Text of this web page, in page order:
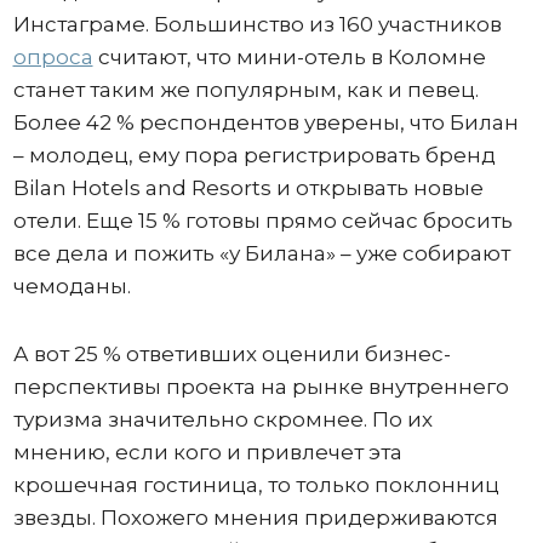
Инстаграме. Большинство из 160 участников
опроса считают, что мини-отель в Коломне
станет таким же популярным, как и певец.
Более 42 % респондентов уверены, что Билан
– молодец, ему пора регистрировать бренд
Bilan Hotels and Resorts и открывать новые
отели. Еще 15 % готовы прямо сейчас бросить
все дела и пожить «у Билана» – уже собирают
чемоданы.
А вот 25 % ответивших оценили бизнес-
перспективы проекта на рынке внутреннего
туризма значительно скромнее. По их
мнению, если кого и привлечет эта
крошечная гостиница, то только поклонниц
звезды. Похожего мнения придерживаются